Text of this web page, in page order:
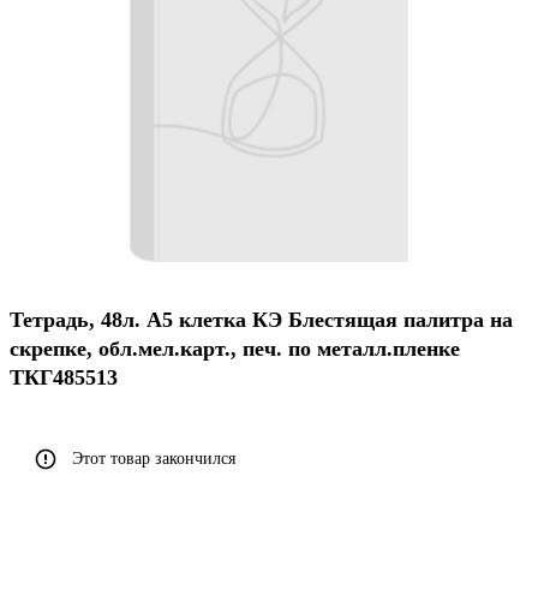
Тетрадь, 48л. А5 клетка КЭ Блестящая палитра на
скрепке, обл.мел.карт., печ. по металл.пленке
ТКГ485513
Этот товар закончился